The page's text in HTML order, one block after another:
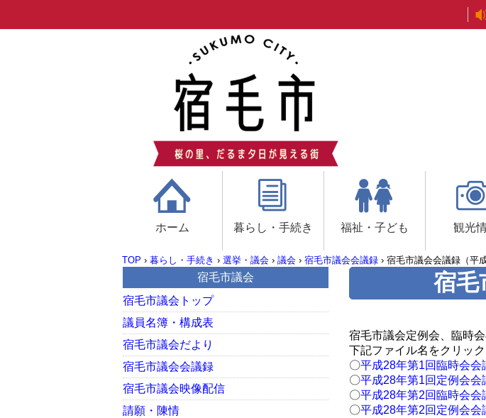
ホーム 暮らし・手続き 福祉・子ども 観光
TOP › 暮らし・手続き › 選挙・議会 › 議会 › 宿毛市議会会議録 › 宿毛市議会会議録（平成
宿毛
宿毛市議会定例会、臨時
下記ファイル名をクリック
〇平成28年第1回臨時会会
〇平成28年第1回定例会会
〇平成28年第2回臨時会会
〇平成28年第2回定例会会
宿毛市議会
宿毛市議会トップ
議員名簿・構成表
宿毛市議会だより
宿毛市議会会議録
宿毛市議会映像配信
請願・陳情